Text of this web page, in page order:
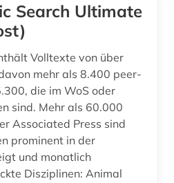
carl immanuel [bearb.] (1)
studies (1)
(1)
Search Ultimate
Volltexte von über
mehr als 8.400 peer-
die im WoS oder
sind. Mehr als 60.000
Associated Press sind
prominent in der
und monatlich